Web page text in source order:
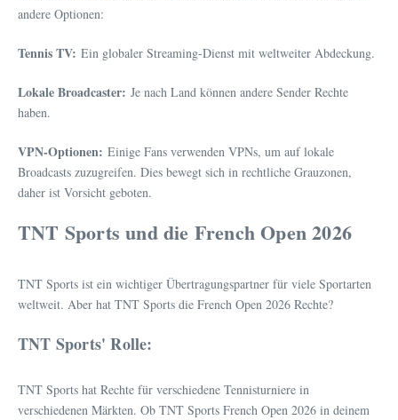
andere Optionen:
Tennis TV: Ein globaler Streaming-Dienst mit weltweiter Abdeckung.
Lokale Broadcaster: Je nach Land können andere Sender Rechte
haben.
VPN-Optionen: Einige Fans verwenden VPNs, um auf lokale
Broadcasts zuzugreifen. Dies bewegt sich in rechtliche Grauzonen,
daher ist Vorsicht geboten.
TNT Sports und die French Open 2026
TNT Sports ist ein wichtiger Übertragungspartner für viele Sportarten
weltweit. Aber hat TNT Sports die French Open 2026 Rechte?
TNT Sports' Rolle:
TNT Sports hat Rechte für verschiedene Tennisturniere in
verschiedenen Märkten. Ob TNT Sports French Open 2026 in deinem